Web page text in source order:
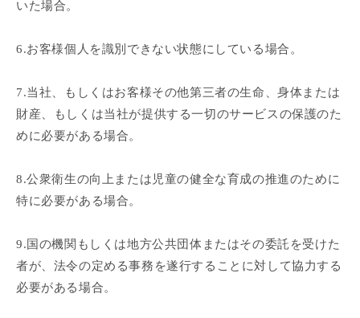
いた場合。
6.お客様個人を識別できない状態にしている場合。
7.当社、もしくはお客様その他第三者の生命、身体または
財産、もしくは当社が提供する一切のサービスの保護のた
めに必要がある場合。
8.公衆衛生の向上または児童の健全な育成の推進のために
特に必要がある場合。
9.国の機関もしくは地方公共団体またはその委託を受けた
者が、法令の定める事務を遂行することに対して協力する
必要がある場合。